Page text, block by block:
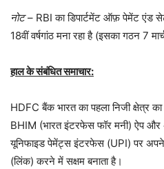
नोट– RBI का डिपार्टमेंट ऑफ़ पेमेंट एंड
18वीं वर्षगांठ मना रहा है (इसका गठन 7
हाल के संबंधित समाचार:
HDFC बैंक भारत का पहला निजी क्षेत्र
BHIM (भारत इंटरफेस फॉर मनी) ऐप
यूनिफाइड पेमेंट्स इंटरफेस (UPI) पर अपने
(लिंक) करने में सक्षम बनाता है।